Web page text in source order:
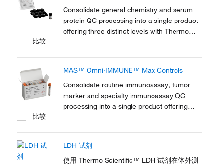
Consolidate general chemistry and serum
protein QC processing into a single product
offering three distinct levels with Thermo
比较
MAS™ Omni·IMMUNE™ Max Controls
Consolidate routine immunoassay, tumor
marker and specialty immunoassay QC
processing into a single product offering
instrument systems. Load-and-Go barcoded
比较
LDH 试剂
使用 Thermo Scientific™ LDH 试剂在体外测